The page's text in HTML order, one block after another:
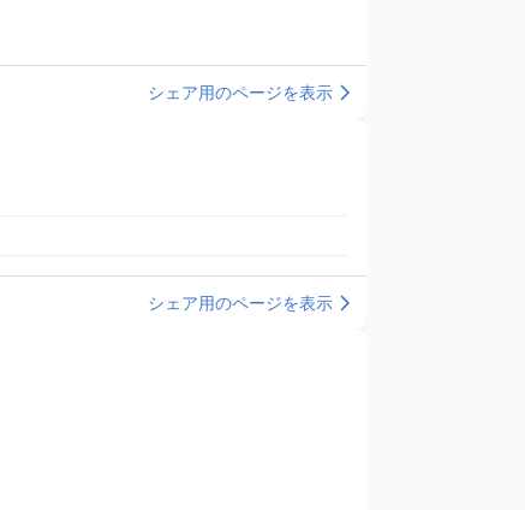
シェア用のページを表示
シェア用のページを表示